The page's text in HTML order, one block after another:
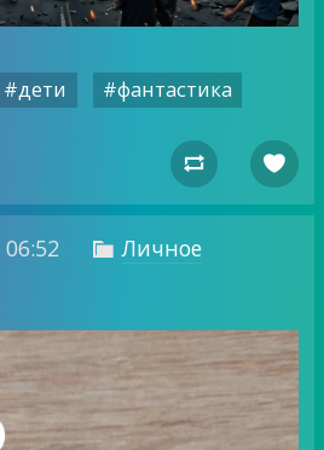
#дети #фантастика
 
06:52  Личное